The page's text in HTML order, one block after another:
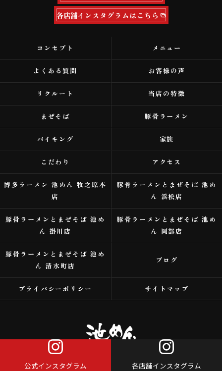
公式インスタグラム 各店舗インスタグラム
各店舗インスタグラムはこちら
コンセプト メニュー
よくある質問 お客様の声
リクルート 当店の特徴
まぜそば 豚骨ラーメン
バイキング 家族
こだわり アクセス
博多ラーメン 池めん 牧之原本
店
豚骨ラーメンとまぜそば 池め
ん 浜松店
豚骨ラーメンとまぜそば 池め
ん 掛川店
豚骨ラーメンとまぜそば 池め
ん 岡部店
豚骨ラーメンとまぜそば 池め
ん 清水町店
ブログ
プライバシーポリシー サイトマップ